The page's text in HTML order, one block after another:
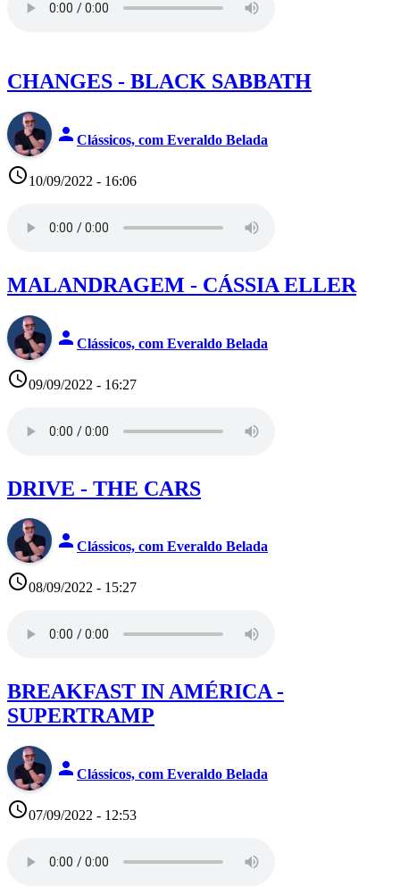
CHANGES - BLACK SABBATH
person Clássicos, com Everaldo Belada
access_time10/09/2022 - 16:06
MALANDRAGEM - CÁSSIA ELLER
person Clássicos, com Everaldo Belada
access_time09/09/2022 - 16:27
DRIVE - THE CARS
person Clássicos, com Everaldo Belada
access_time08/09/2022 - 15:27
BREAKFAST IN AMÉRICA -
SUPERTRAMP
person Clássicos, com Everaldo Belada
access_time07/09/2022 - 12:53